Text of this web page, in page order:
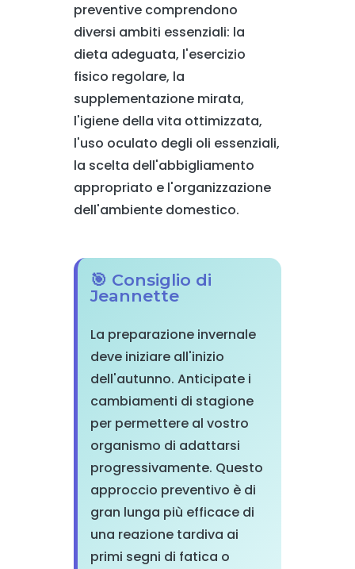
preventive comprendono
diversi ambiti essenziali: la
dieta adeguata, l'esercizio
fisico regolare, la
supplementazione mirata,
l'igiene della vita ottimizzata,
l'uso oculato degli oli essenziali,
la scelta dell'abbigliamento
appropriato e l'organizzazione
dell'ambiente domestico.
🎯 Consiglio di
Jeannette
La preparazione invernale
deve iniziare all'inizio
dell'autunno. Anticipate i
cambiamenti di stagione
per permettere al vostro
organismo di adattarsi
progressivamente. Questo
approccio preventivo è di
gran lunga più efficace di
una reazione tardiva ai
primi segni di fatica o